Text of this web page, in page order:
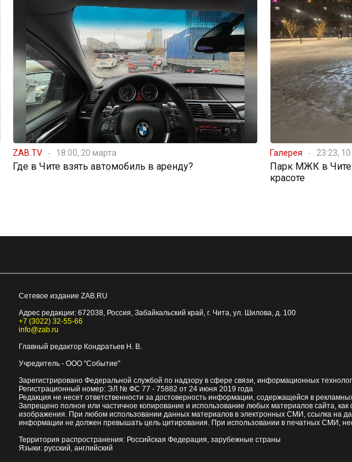
ZAB.TV 18:00, 20 марта
Где в Чите взять автомобиль в аренду?
Галерея 23:23,
Парк МЖК в Чите
красоте
Сетевое издание ZAB.RU
Адрес редакции: 672038, Россия, Забайкальский край, г. Чита, ул. Шилова, д. 100
+7 (3022) 32-55-66
info@zab.ru
Главный редактор Кондратьев Н. В.
Учредитель - ООО "Событие"
Зарегистрировано Федеральной службой по надзору в сфере связи, информационных
Регистрационный номер: ЭЛ № ФС 77 - 75882 от 24 июня 2019 года
Редакция не несет ответственности за достоверность информации, содержащейся в
Запрещено полное или частичное копирование и использование любых материалов сайта, как
изображения. При любом использовании данных материалов в электронных СМИ, ссылка на
информации не должен превышать цель цитирования. При использовании в печатных СМИ,
Территория распространения: Российская Федерация, зарубежные страны
Языки: русский, английский